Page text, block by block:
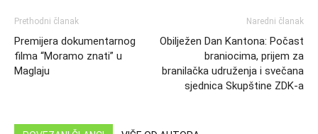
Prethodni članak
Premijera dokumentarnog
filma “Moramo znati” u
Maglaju
Naredni članak
Obilježen Dan Kantona: Počast
braniocima, prijem za
branilačka udruženja i svečana
sjednica Skupštine ZDK-a